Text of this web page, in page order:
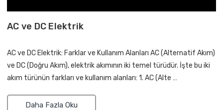
AC ve DC Elektrik
AC ve DC Elektrik: Farklar ve Kullanım Alanları AC (Alternatif Akım)
ve DC (Doğru Akım), elektrik akımının iki temel türüdür. İşte bu iki
akım türünün farkları ve kullanım alanları: 1. AC (Alte …
Daha Fazla Oku